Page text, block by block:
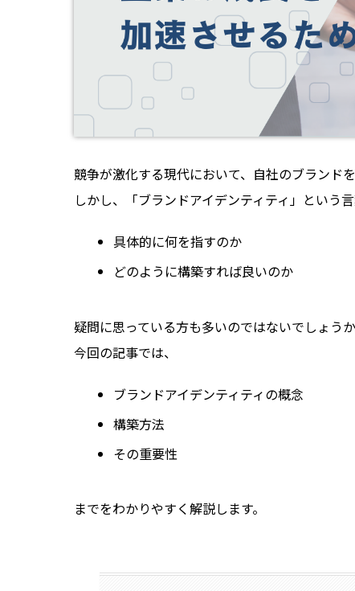
競争が激化する現代において、自社のブランド
しかし、「ブランドアイデンティティ」という
具体的に何を指すのか
どのように構築すれば良いのか
疑問に思っている方も多いのではないでしょうか
今回の記事では、
ブランドアイデンティティの概念
構築方法
その重要性
までをわかりやすく解説します。